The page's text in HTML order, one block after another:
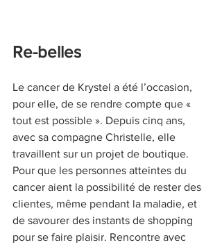
Re-belles
Le cancer de Krystel a été l’occasion,
pour elle, de se rendre compte que «
tout est possible ». Depuis cinq ans,
avec sa compagne Christelle, elle
travaillent sur un projet de boutique.
Pour que les personnes atteintes du
cancer aient la possibilité de rester des
clientes, même pendant la maladie, et
de savourer des instants de shopping
pour se faire plaisir. Rencontre avec